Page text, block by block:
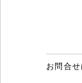
お問合